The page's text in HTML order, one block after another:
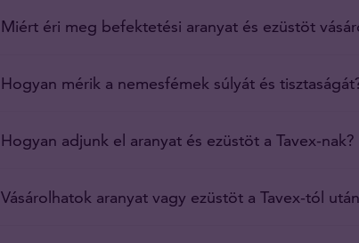
Miért éri meg befektetési aranyat és ezüstöt
Hogyan mérik a nemesfémek súlyát és
Hogyan adjunk el aranyat és ezüstöt a Tavex-nak?
Vásárolhatok aranyat vagy ezüstöt a Tavex-tól